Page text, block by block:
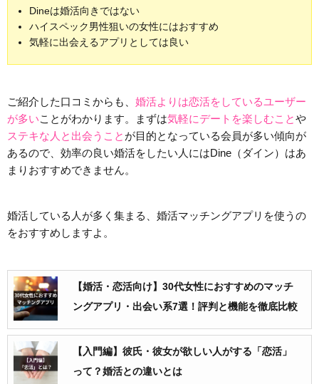
Dineは婚活向きではない
ハイスペック男性狙いの女性にはおすすめ
気軽に出会えるアプリとしては良い
ご紹介した口コミからも、 婚活よりは恋活をしているユーザー
が多いことがわかります。まずは気軽にデートを楽しむことや
ステキな人と出会うこと が目的となっている会員が多い傾向が
あるので、効率の良い婚活をしたい人にはDine（ダイン）はあ
まりおすすめできません。
婚活している人が多く集まる、婚活マッチングアプリを使うの
をおすすめしますよ。
【婚活・恋活向け】30代女性におすすめのマッチ
ングアプリ・出会い系7選！評判と機能を徹底比較
【入門編】彼氏・彼女が欲しい人がする「恋活」
って？婚活との違いとは